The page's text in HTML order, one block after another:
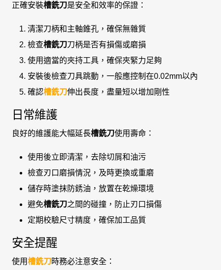
正確安裝槽銑刀是安全和效率的保證：
清潔刀柄和主軸錐孔，確保無雜質
檢查槽銑刀刀柄是否有損傷或磨損
使用適當的夾持工具，確保夾緊力足夠
安裝後檢查刀具跳動，一般應控制在0.02mm以內
確認槽銑刀伸出長度，盡量短以增加剛性
日常維護
良好的維護能大幅延長槽銑刀使用壽命：
使用後立即清潔，去除切屑和油污
檢查刃口磨損情況，及時更換或重磨
儲存時塗抹防銹油，放置在乾燥環境
避免槽銑刀之間的碰撞，防止刃口損傷
定期校驗尺寸精度，確保加工品質
安全提醒
使用槽銑刀時務必注意安全：